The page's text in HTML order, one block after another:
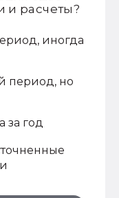
и расчеты?
иногда
период, но
за год